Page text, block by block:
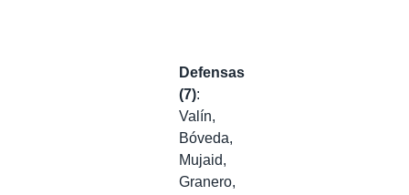
Defensas
(7):
Valín,
Bóveda,
Mujaid,
Granero,